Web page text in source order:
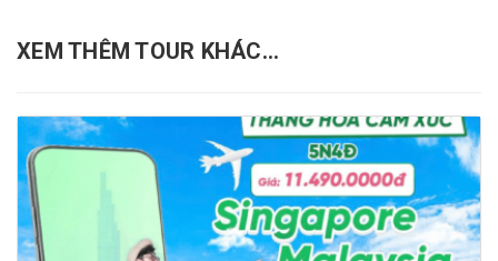
XEM THÊM TOUR KHÁC...